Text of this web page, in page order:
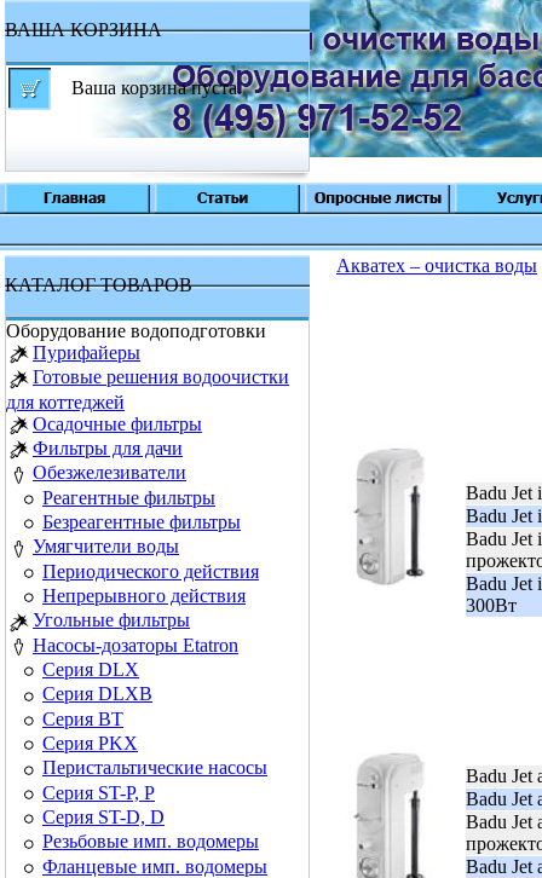
ВАША КОРЗИНА
Ваша корзина пуста.
КАТАЛОГ ТОВАРОВ
Оборудование водоподготовки
Пурифайеры
Готовые решения водоочистки
для коттеджей
Осадочные фильтры
Фильтры для дачи
Обезжелезиватели
Реагентные фильтры
Безреагентные фильтры
Умягчители воды
Периодического действия
Непрерывного действия
Угольные фильтры
Насосы-дозаторы Etatron
Серия DLX
Серия DLXB
Серия BT
Серия PKX
Перистальтические насосы
Серия ST-P, P
Серия ST-D, D
Резьбовые имп. водомеры
Фланцевые имп. водомеры
Акватех – очистка воды
Badu Jet
Badu Jet
Badu Jet
Badu Jet
300Вт
Badu Jet
Badu Jet
Badu Jet
Badu Jet